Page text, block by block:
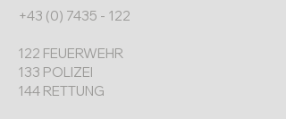
+43 (0) 7435 - 122
122 FEUERWEHR
133 POLIZEI
144 RETTUNG